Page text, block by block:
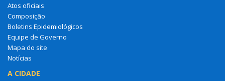
Atos oficiais
Composição
Boletins Epidemiológicos
Equipe de Governo
Mapa do site
Notícias
A CIDADE